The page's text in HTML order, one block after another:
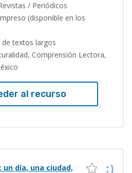
/ Periódicos
(disponible en los
de textos largos
Comprensión Lectora,
al recurso
un día, una ciudad,